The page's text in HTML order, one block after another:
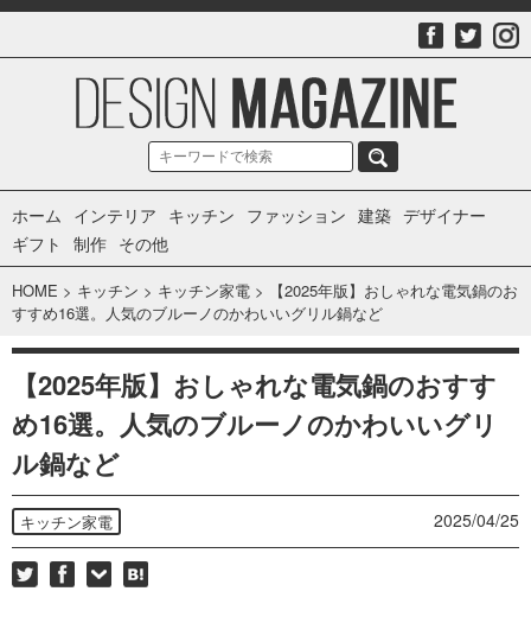
ホーム インテリア キッチン ファッション 建築 デザイナー
ギフト
制作 その他
HOME > キッチン > キッチン家電 >
【2025年版】おしゃれな電気鍋のお
すすめ16選。人気のブルーノのかわいいグリル鍋など
【2025年版】おしゃれな電気鍋のおすす
め16選。人気のブルーノのかわいいグリ
ル鍋など
キッチン家電 2025/04/25